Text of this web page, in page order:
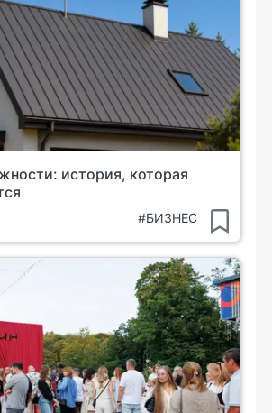
история, которая
#БИЗНЕС